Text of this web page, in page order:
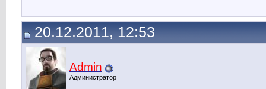
20.12.2011, 12:53
Admin
Администратор